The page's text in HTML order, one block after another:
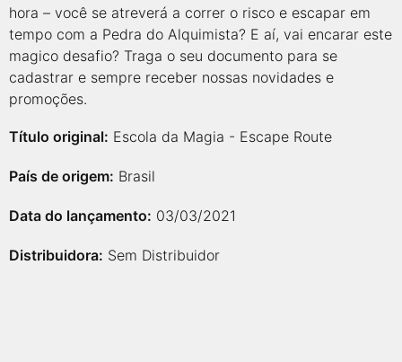
hora – você se atreverá a correr o risco e escapar em
tempo com a Pedra do Alquimista? E aí, vai encarar este
magico desafio? Traga o seu documento para se
cadastrar e sempre receber nossas novidades e
promoções.
Título original: Escola da Magia - Escape Route
País de origem: Brasil
Data do lançamento: 03/03/2021
Distribuidora: Sem Distribuidor